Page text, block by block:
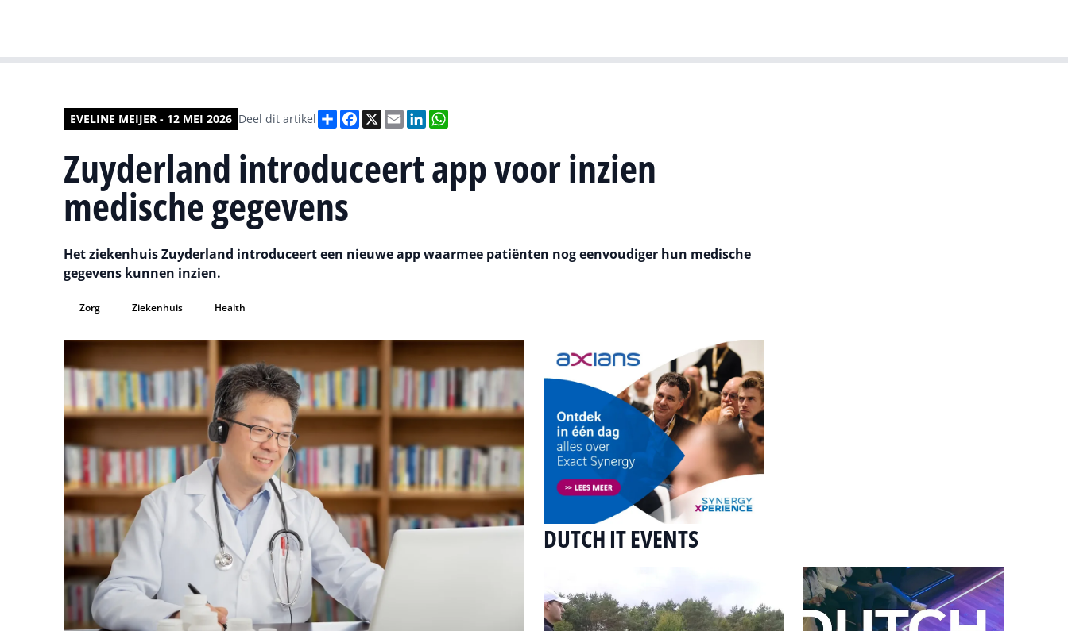
EVELINE MEIJER - 12 MEI 2026 Deel dit artikel DeelFacebook
X EmailLinkedIn
Zuyderland introduceert app voor inzien
medische gegevens
Het ziekenhuis Zuyderland introduceert een nieuwe app waarmee patiënten nog eenvoudiger hun medische
gegevens kunnen inzien.
Zorg Ziekenhuis Health
DUTCH IT EVENTS